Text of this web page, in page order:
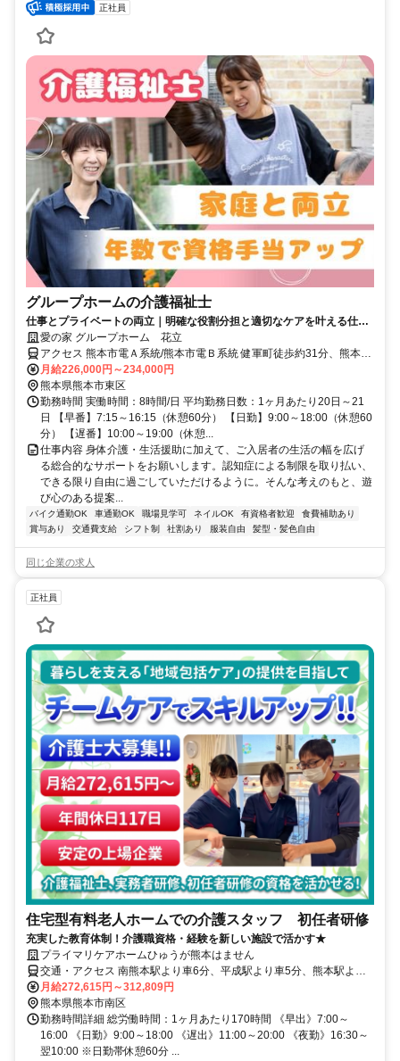
正社員
グループホームの介護福祉士
仕事とプライベートの両立｜明確な役割分担と適切なケアを叶える仕組
みが良好な人間関係の秘訣
愛の家 グループホーム 花立
アクセス 熊本市電Ａ系統/熊本市電Ｂ系統 健軍町徒歩約31分、熊本市
電Ａ系統 健軍交番前徒歩約34分、熊本市電Ａ系統/熊本市電Ｂ系統 動
植物園入口徒歩約36分 熊本市立桜木東小学校より徒歩8分 *駐車場無
料
月給226,000円～234,000円
熊本県熊本市東区
勤務時間 実働時間：8時間/日 平均勤務日数：1ヶ月あたり20日～21
日 【早番】7:15～16:15（休憩60分） 【日勤】9:00～18:00（休憩60
分） 【遅番】10:00～19:00（休憩...
仕事内容 身体介護・生活援助に加えて、ご入居者の生活の幅を広げ
る総合的なサポートをお願いします。認知症による制限を取り払い、
できる限り自由に過ごしていただけるように。そんな考えのもと、遊
び心のある提案...
バイク通勤OK 車通勤OK 職場見学可 ネイルOK 有資格者歓迎
食費補助あり
賞与あり
交通費支給 シフト制 社割あり 服装自由 髪型・髪色自由
同じ企業の求人
正社員
住宅型有料老人ホームでの介護スタッフ 初任者研修
充実した教育体制！介護職資格・経験を新しい施設で活かす★
プライマリケアホームひゅうが熊本はません
交通・アクセス 南熊本駅より車6分、平成駅より車5分、熊本駅より
車13分
月給272,615円～312,809円
熊本県熊本市南区
勤務時間詳細 総労働時間：1ヶ月あたり170時間 《早出》7:00～
16:00 《日勤》9:00～18:00 《遅出》11:00～20:00 《夜勤》16:30～
翌10:00 ※日勤帯休憩60分 ...